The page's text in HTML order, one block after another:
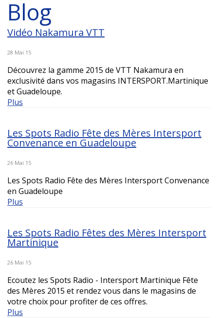
Blog
Vidéo Nakamura VTT
28 Mai 15
Découvrez la gamme 2015 de VTT Nakamura en
exclusivité dans vos magasins INTERSPORT.Martinique
et Guadeloupe.
Plus
Les Spots Radio Fête des Mères Intersport
Convenance en Guadeloupe
26 Mai 15
Les Spots Radio Fête des Mères Intersport Convenance
en Guadeloupe
Plus
Les Spots Radio Fêtes des Mères Intersport
Martinique
26 Mai 15
Ecoutez les Spots Radio - Intersport Martinique Fête
des Mères 2015 et rendez vous dans le magasins de
votre choix pour profiter de ces offres.
Plus